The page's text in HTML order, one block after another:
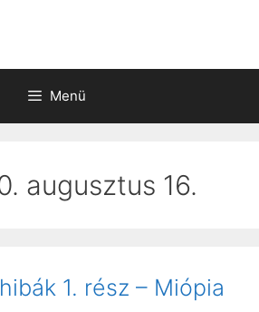
Menü
augusztus 16.
1. rész – Miópia